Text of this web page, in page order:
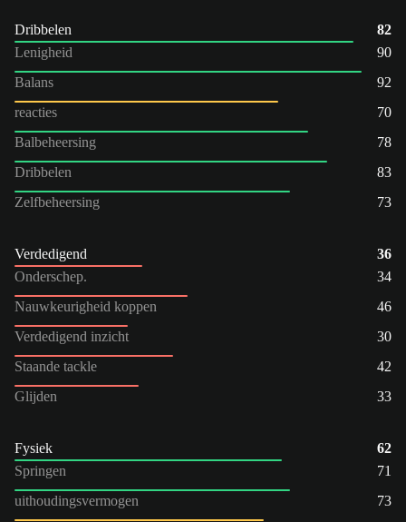
Dribbelen
82
Lenigheid
90
Balans
92
reacties
70
Balbeheersing
78
Dribbelen
83
Zelfbeheersing
73
Verdedigend
36
Onderschep.
34
Nauwkeurigheid koppen
46
Verdedigend inzicht
30
Staande tackle
42
Glijden
33
Fysiek
62
Springen
71
uithoudingsvermogen
73